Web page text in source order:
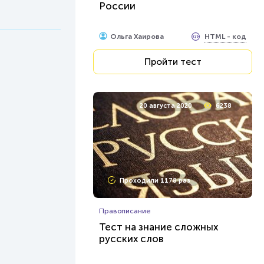
России
Ольга Хаирова HTML - код
Пройти тест
20 августа 2020 6238
Проходили 1178 раз
Правописание
Тест на знание сложных
русских слов